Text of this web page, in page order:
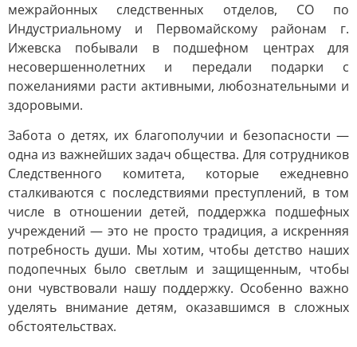
межрайонных следственных отделов, СО по
Индустриальному и Первомайскому районам г.
Ижевска побывали в подшефном центрах для
несовершеннолетних и передали подарки с
пожеланиями расти активными, любознательными и
здоровыми.
Забота о детях, их благополучии и безопасности —
одна из важнейших задач общества. Для сотрудников
Следственного комитета, которые ежедневно
сталкиваются с последствиями преступлений, в том
числе в отношении детей, поддержка подшефных
учреждений — это не просто традиция, а искренняя
потребность души. Мы хотим, чтобы детство наших
подопечных было светлым и защищенным, чтобы
они чувствовали нашу поддержку. Особенно важно
уделять внимание детям, оказавшимся в сложных
обстоятельствах.